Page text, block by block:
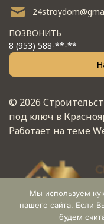
ПОЗВОНИТЬ
8 (953) 588-**-**
© 2026
под ключ в
Работает на теме
Мы используем
нашего сайта. Если
будем